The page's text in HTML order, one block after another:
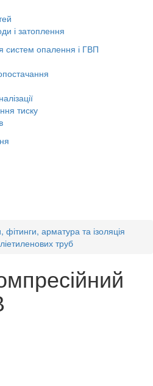
і затоплення
систем опалення і ГВП
тиску
фітинги, арматура та ізоляція
труб